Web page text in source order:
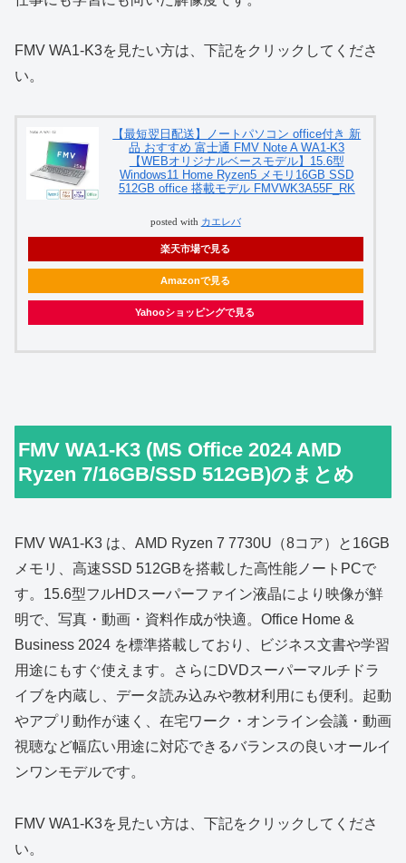
FMV WA1-K3を見たい方は、下記をクリックしてくださ
い。
【最短翌日配送】ノートパソコン office付き 新
品 おすすめ 富士通 FMV Note A WA1-K3
【WEBオリジナルベースモデル】15.6型
Windows11 Home Ryzen5 メモリ16GB SSD
512GB office 搭載モデル FMVWK3A55F_RK
posted with カエレバ
楽天市場で見る
Amazonで見る
Yahooショッピングで見る
FMV WA1-K3 (MS Office 2024 AMD
Ryzen 7/16GB/SSD 512GB)のまとめ
FMV WA1‑K3 は、AMD Ryzen 7 7730U（8コア）と16GB
メモリ、高速SSD 512GBを搭載した高性能ノートPCで
す。15.6型フルHDスーパーファイン液晶により映像が鮮
明で、写真・動画・資料作成が快適。Office Home &
Business 2024 を標準搭載しており、ビジネス文書や学習
用途にもすぐ使えます。さらにDVDスーパーマルチドラ
イブを内蔵し、データ読み込みや教材利用にも便利。起動
やアプリ動作が速く、在宅ワーク・オンライン会議・動画
視聴など幅広い用途に対応できるバランスの良いオールイ
ンワンモデルです。
FMV WA1-K3を見たい方は、下記をクリックしてくださ
い。